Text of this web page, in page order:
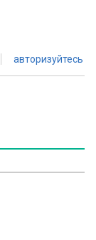
авторизуйтесь